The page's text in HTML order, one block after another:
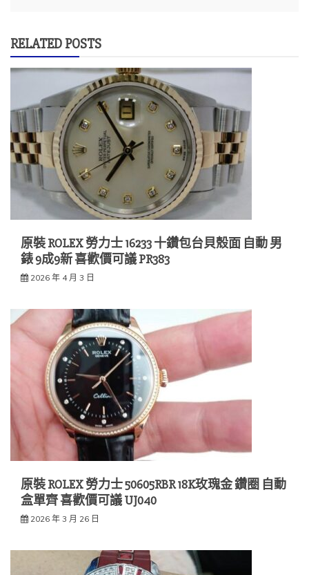
RELATED POSTS
原裝 ROLEX 勞力士 16233 十鑽包台貝殼面 自動 男
錶 9成9新 喜歡價可議 PR383
2026 年 4 月 3 日
原裝 ROLEX 勞力士 50605RBR 18K玫瑰金 鑽圈 自動
盒單齊 喜歡價可議 UJ040
2026 年 3 月 26 日